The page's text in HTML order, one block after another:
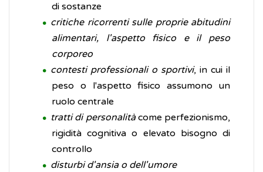
di sostanze
critiche ricorrenti sulle proprie abitudini
alimentari, l'aspetto fisico e il peso
corporeo
contesti professionali o sportivi, in cui il
peso o l'aspetto fisico assumono un
ruolo centrale
tratti di personalitàcome perfezionismo,
rigidità cognitiva o elevato bisogno di
controllo
disturbi d'ansia o dell'umore